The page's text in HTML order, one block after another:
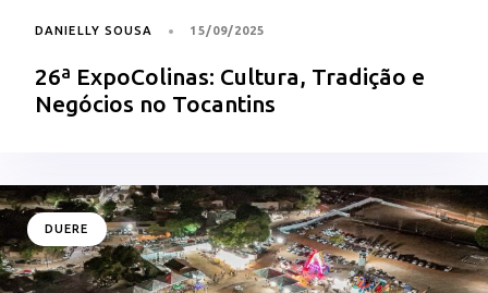
DANIELLY SOUSA 15/09/2025
26ª ExpoColinas: Cultura, Tradição e
Negócios no Tocantins
DUERE